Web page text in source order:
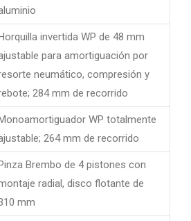
invertida WP de 48 mm
para amortiguación por
neumático, compresión y
284 mm de recorrido
WP totalmente
264 mm de recorrido
Brembo de 4 pistones con
radial, disco flotante de
mm